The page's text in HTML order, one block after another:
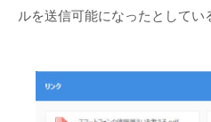
ルを送信可能になったとしてい